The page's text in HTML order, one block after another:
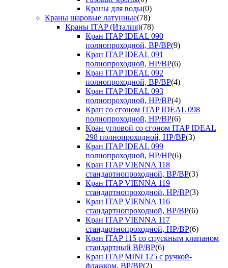
Краны для воды(0)
Краны шаровые латунные(78)
Краны ITAP (Италия)(78)
Кран ITAP IDEAL 090
полнопроходной, ВР/ВР(9)
Кран ITAP IDEAL 091
полнопроходной, НР/ВР(6)
Кран ITAP IDEAL 092
полнопроходной, ВР/ВР(4)
Кран ITAP IDEAL 093
полнопроходной, НР/ВР(4)
Кран со сгоном ITAP IDEAL 098
полнопроходной, НР/ВР(6)
Кран угловой со сгоном ITAP IDEAL
298 полнопроходной, НР/ВР(3)
Кран ITAP IDEAL 099
полнопроходной, НР/НР(6)
Кран ITAP VIENNA 118
стандартнопроходной, ВР/ВР(3)
Кран ITAP VIENNA 119
стандартнопроходной, НР/ВР(3)
Кран ITAP VIENNA 116
стандартнопроходной, ВР/ВР(6)
Кран ITAP VIENNA 117
стандартнопроходной, НР/ВР(6)
Кран ITAP 115 со спускным клапаном
стандартный ВР/ВР(6)
Кран ITAP MINI 125 с ручкой-
флажком, ВР/ВР(2)